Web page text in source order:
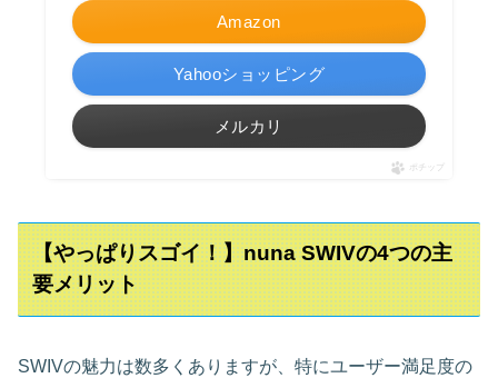
Amazon
Yahooショッピング
メルカリ
ポチップ
【やっぱりスゴイ！】nuna SWIVの4つの主
要メリット
SWIVの魅力は数多くありますが、特にユーザー満足度の